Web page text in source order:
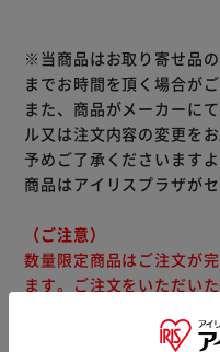
※当商品はお取り寄せ品
までお時間を頂く場合がご
また、商品がメーカーに
ル又は注文内容の変更を
予めご了承くださいます
商品はアイリスプラザが
（ご注意）
数量限定商品はご注文が
ます。ご注文をいただい